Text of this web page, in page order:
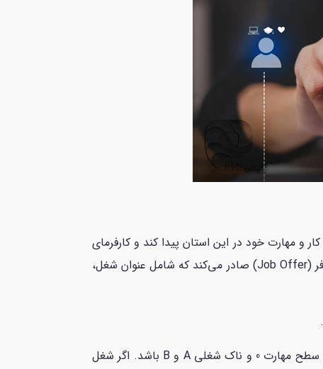
مهارت خود در این استان پیدا کند و کارفرمای
کانادایی را متقاعد کند، برای این شغل گزینه مناسبی است. در نتیجه کارفرمای کانادایی برای او یک نامه‌ای به نام جاب‌آفر (Job Offer) صادر می‌کند که شامل عنوان شغل،
فقط دقت داشته باشید، جاب‌آفری که برای برنامه اسکیل ورکر استان نیوبرانزویک دریافت می‌کنید، باید حتما در مشاغل سطح مهارت 0 و ناک شغلی A و B باشد. اگر شغل